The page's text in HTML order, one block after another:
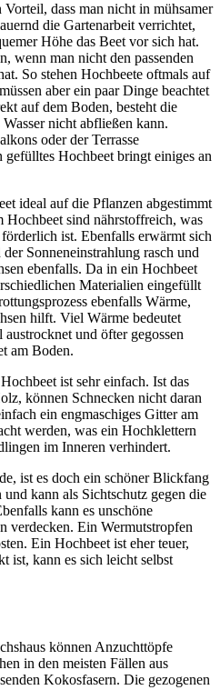
dass man nicht in mühsamer
die Gartenarbeit verrichtet,
Höhe das Beet vor sich hat.
wenn man nicht den passenden
So stehen Hochbeete oftmals auf
aber ein paar Dinge beachtet
auf dem Boden, besteht die
nicht abfließen kann.
oder der Terrasse
Hochbeet bringt einiges an
ideal auf die Pflanzen abgestimmt
sind nährstoffreich, was
ist. Ebenfalls erwärmt sich
Sonneneinstrahlung rasch und
ebenfalls. Da in ein Hochbeet
Materialien eingefüllt
ebenfalls Wärme,
hilft. Viel Wärme bedeutet
und öfter gegossen
am Boden.
ist sehr einfach. Ist das
können Schnecken nicht daran
ein engmaschiges Gitter am
werden, was ein Hochklettern
im Inneren verhindert.
ist es doch ein schöner Blickfang
kann als Sichtschutz gegen die
kann es unschöne
verdecken. Ein Wermutstropfen
Ein Hochbeet ist eher teuer,
ist, kann es sich leicht selbst
können Anzuchttöpfe
in den meisten Fällen aus
Kokosfasern. Die gezogenen